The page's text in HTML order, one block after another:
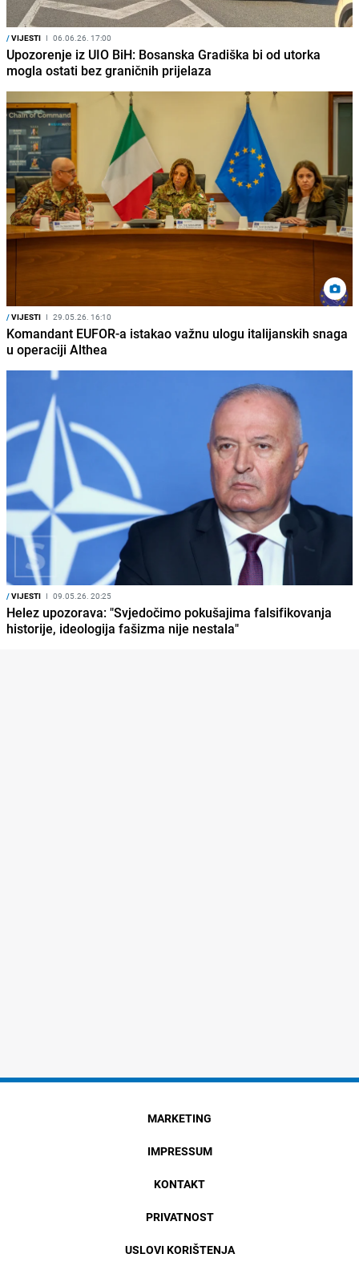
/VIJESTI I 06.06.26. 17:00
Upozorenje iz UIO BiH: Bosanska Gradiška bi od utorka
mogla ostati bez graničnih prijelaza
/VIJESTI I 29.05.26. 16:10
Komandant EUFOR-a istakao važnu ulogu italijanskih snaga
u operaciji Althea
/VIJESTI I 09.05.26. 20:25
Helez upozorava: "Svjedočimo pokušajima falsifikovanja
historije, ideologija fašizma nije nestala"
MARKETING
IMPRESSUM
KONTAKT
PRIVATNOST
USLOVI KORIŠTENJA